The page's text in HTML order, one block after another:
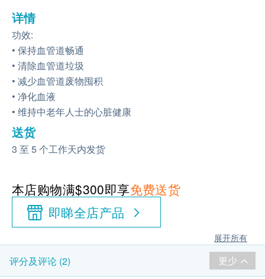
详情
功效:
• 保持血管道畅通
• 清除血管道垃圾
• 减少血管道废物囤积
• 净化血液
• 维持中老年人士的心脏健康
送货
3 至 5 个工作天内发货
本店购物满$300即享免费送货
即睇全店产品
展开所有
评分及评论 (2) 更少